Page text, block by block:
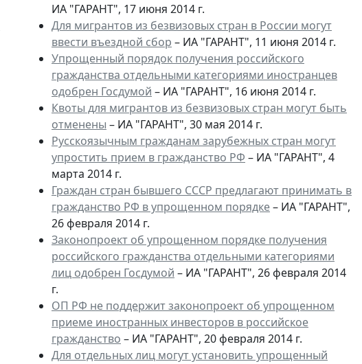
ИА "ГАРАНТ", 17 июня 2014 г.
Для мигрантов из безвизовых стран в России могут
ввести въездной сбор – ИА "ГАРАНТ", 11 июня 2014 г.
Упрощенный порядок получения российского
гражданства отдельными категориями иностранцев
одобрен Госдумой – ИА "ГАРАНТ", 16 июня 2014 г.
Квоты для мигрантов из безвизовых стран могут быть
отменены – ИА "ГАРАНТ", 30 мая 2014 г.
Русскоязычным гражданам зарубежных стран могут
упростить прием в гражданство РФ – ИА "ГАРАНТ", 4
марта 2014 г.
Граждан стран бывшего СССР предлагают принимать в
гражданство РФ в упрощенном порядке– ИА "ГАРАНТ",
26 февраля 2014 г.
Законопроект об упрощенном порядке получения
российского гражданства отдельными категориями
лиц одобрен Госдумой – ИА "ГАРАНТ", 26 февраля 2014
г.
ОП РФ не поддержит законопроект об упрощенном
приеме иностранных инвесторов в российское
гражданство – ИА "ГАРАНТ", 20 февраля 2014 г.
Для отдельных лиц могут установить упрощенный